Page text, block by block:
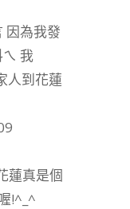
因為我發
我
人到花蓮
蓮真是個
!^_^